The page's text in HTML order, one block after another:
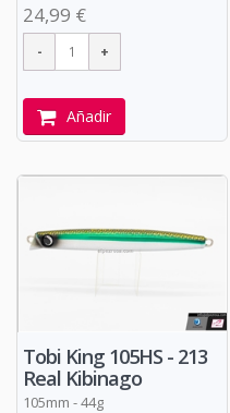
24,99 €
Añadir
Tobi King 105HS - 213
Real Kibinago
105mm - 44g